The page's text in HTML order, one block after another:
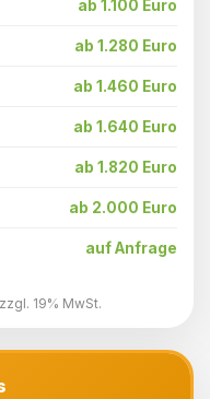
ab 1.100 Euro
ab 1.280 Euro
ab 1.460 Euro
ab 1.640 Euro
ab 1.820 Euro
ab 2.000 Euro
auf Anfrage
19% MwSt.